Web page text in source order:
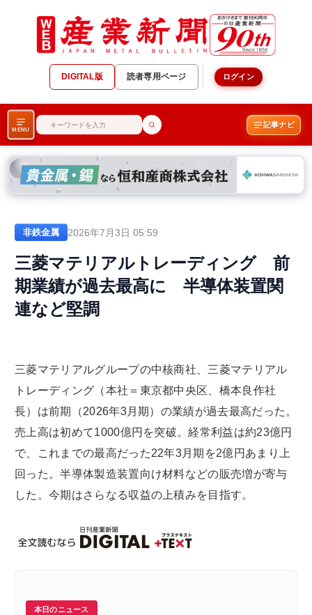
DIGITAL版 読者専用ページ ログイン
MENU
記事ナビ
非鉄金属 2026年7月3日 05:59
三菱マテリアルトレーディング 前
期業績が過去最高に 半導体装置関
連など堅調
三菱マテリアルグループの中核商社、三菱マテリアル
トレーディング（本社＝東京都中央区、橋本良作社
長）は前期（2026年3月期）の業績が過去最高だった。
売上高は初めて1000億円を突破。経常利益は約23億円
で、これまでの最高だった22年3月期を2億円あまり上
回った。半導体製造装置向け材料などの販売増が寄与
した。今期はさらなる収益の上積みを目指す。
本日のニュース